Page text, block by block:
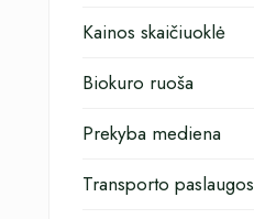
Kainos skaičiuoklė
Biokuro ruoša
Prekyba mediena
Transporto paslaugos